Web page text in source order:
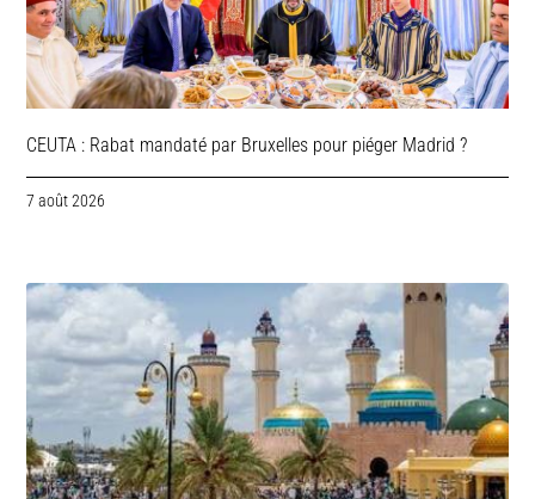
CEUTA : Rabat mandaté par Bruxelles pour piéger Madrid ?
7 août 2026